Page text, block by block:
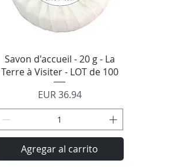
Vista rápida
Savon d'accueil - 20 g - La
Terre à Visiter - LOT de 100
Precio
EUR 36.94
Agregar al carrito